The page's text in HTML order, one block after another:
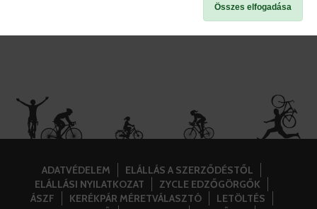
Összes elfogadása
ADATVÉDELEM
ELÁLLÁS A SZERZŐDÉSTŐL
ELÁLLÁSI NYILATKOZAT
ZYCLE EDZŐGÖRGŐK
ÁSZF
KERÉKPÁR MÉRETVÁLASZTÓ
LETÖLTÉS